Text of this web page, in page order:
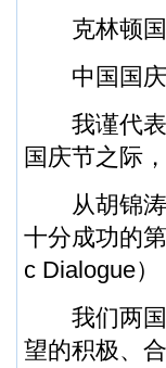
克林顿国
中国 国庆
我谨代表
国庆节之际
从胡锦涛
十分成功的
c Dialogue
我们两国
望的积极、